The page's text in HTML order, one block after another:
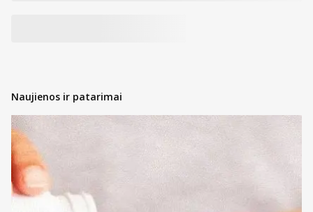
Naujienos ir patarimai